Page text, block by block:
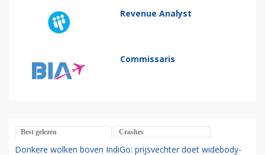
Revenue Analyst
Commissaris
Best gelezen Crashes
Donkere wolken boven IndiGo: prijsvechter doet widebody-